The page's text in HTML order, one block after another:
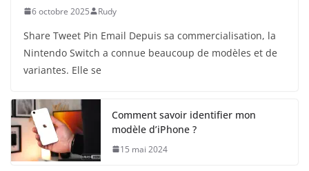
6 octobre 2025 Rudy
Share Tweet Pin Email Depuis sa commercialisation, la
Nintendo Switch a connue beaucoup de modèles et de
variantes. Elle se
Comment savoir identifier mon
modèle d’iPhone ?
15 mai 2024